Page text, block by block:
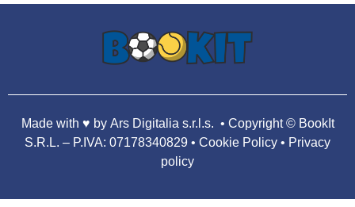
Made with ♥️ by Ars Digitalia s.r.l.s. • Copyright© BookIt
S.R.L. – P.IVA: 07178340829 • Cookie Policy • Privacy
policy